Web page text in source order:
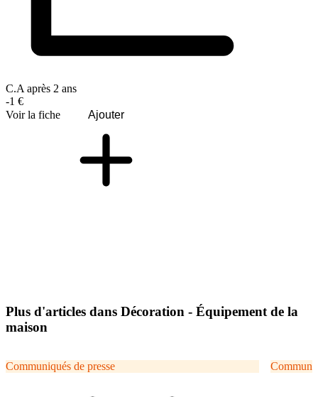
C.A après 2 ans
-1 €
Voir la fiche
Ajouter
Plus d'articles dans Décoration - Équipement de la
maison
Communiqués de presse